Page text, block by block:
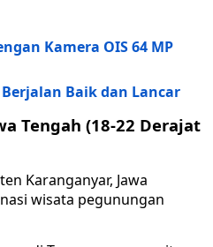
Kamera OIS 64 MP
Berjalan Baik dan Lancar
Tengah (18-22 Derajat
Karanganyar, Jawa
wisata pegunungan